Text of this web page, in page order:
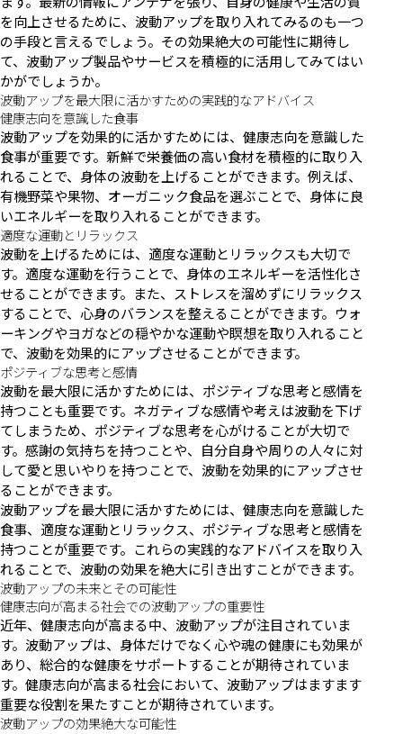
を向上させるために、波動アップを取り入れてみるのも一つ
の手段と言えるでしょう。その効果絶大の可能性に期待し
て、波動アップ製品やサービスを積極的に活用してみてはい
かがでしょうか。
波動アップを最大限に活かすための実践的なアドバイス
健康志向を意識した食事
波動アップを効果的に活かすためには、健康志向を意識した
食事が重要です。新鮮で栄養価の高い食材を積極的に取り入
れることで、身体の波動を上げることができます。例えば、
有機野菜や果物、オーガニック食品を選ぶことで、身体に良
いエネルギーを取り入れることができます。
適度な運動とリラックス
波動を上げるためには、適度な運動とリラックスも大切で
す。適度な運動を行うことで、身体のエネルギーを活性化さ
せることができます。また、ストレスを溜めずにリラックス
することで、心身のバランスを整えることができます。ウォ
ーキングやヨガなどの穏やかな運動や瞑想を取り入れること
で、波動を効果的にアップさせることができます。
ポジティブな思考と感情
波動を最大限に活かすためには、ポジティブな思考と感情を
持つことも重要です。ネガティブな感情や考えは波動を下げ
てしまうため、ポジティブな思考を心がけることが大切で
す。感謝の気持ちを持つことや、自分自身や周りの人々に対
して愛と思いやりを持つことで、波動を効果的にアップさせ
ることができます。
波動アップを最大限に活かすためには、健康志向を意識した
食事、適度な運動とリラックス、ポジティブな思考と感情を
持つことが重要です。これらの実践的なアドバイスを取り入
れることで、波動の効果を絶大に引き出すことができます。
波動アップの未来とその可能性
健康志向が高まる社会での波動アップの重要性
近年、健康志向が高まる中、波動アップが注目されていま
す。波動アップは、身体だけでなく心や魂の健康にも効果が
あり、総合的な健康をサポートすることが期待されていま
す。健康志向が高まる社会において、波動アップはますます
重要な役割を果たすことが期待されています。
波動アップの効果絶大な可能性